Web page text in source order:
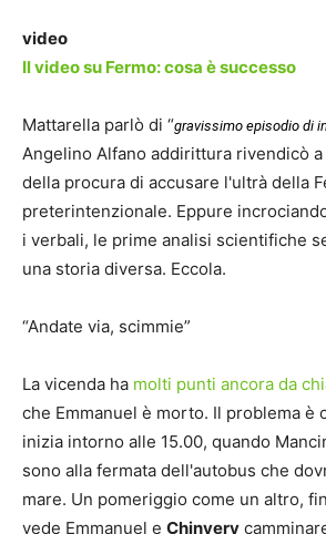
video
Il video su Fermo: cosa è successo
Mattarella parlò di “gravissimo episodio di
Angelino Alfano addirittura rivendicò
della procura di accusare l'ultrà della
preterintenzionale. Eppure
i verbali, le prime analisi scientifiche
una storia diversa. Eccola.
“Andate via, scimmie”
La vicenda ha molti punti ancora da
che Emmanuel è morto. Il problema è
inizia intorno alle 15.00, quando
sono alla fermata dell'autobus che
mare. Un pomeriggio come un altro,
vede Emmanuel e Chinyery